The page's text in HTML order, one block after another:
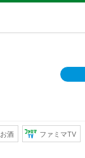
お酒 ファミマTV